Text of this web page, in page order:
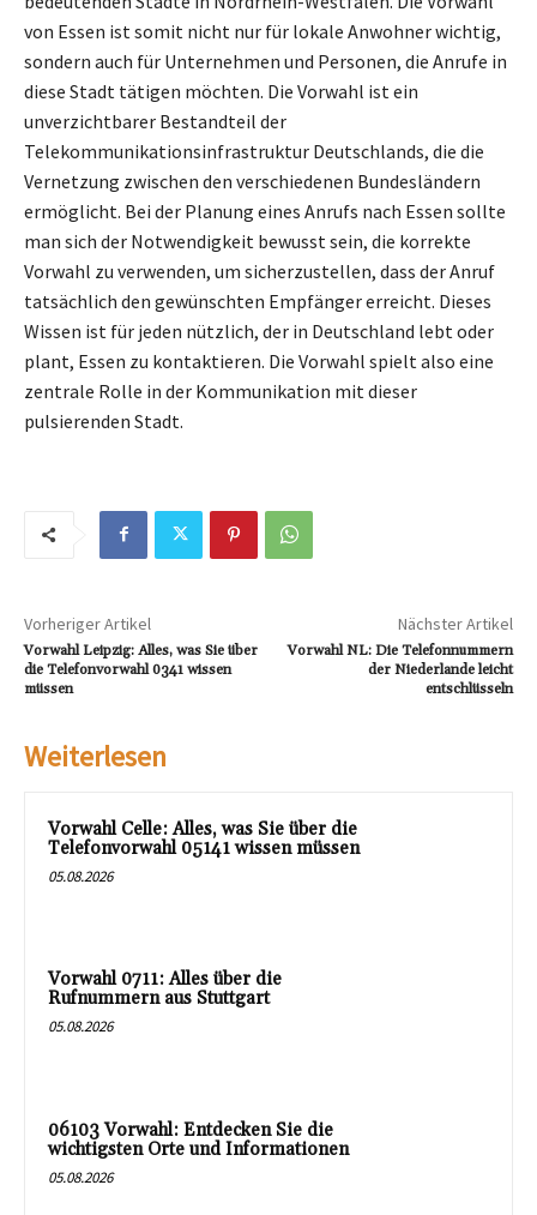
von Essen ist somit nicht nur für lokale Anwohner wichtig,
sondern auch für Unternehmen und Personen, die Anrufe in
diese Stadt tätigen möchten. Die Vorwahl ist ein
unverzichtbarer Bestandteil der
Telekommunikationsinfrastruktur Deutschlands, die die
Vernetzung zwischen den verschiedenen Bundesländern
ermöglicht. Bei der Planung eines Anrufs nach Essen sollte
man sich der Notwendigkeit bewusst sein, die korrekte
Vorwahl zu verwenden, um sicherzustellen, dass der Anruf
tatsächlich den gewünschten Empfänger erreicht. Dieses
Wissen ist für jeden nützlich, der in Deutschland lebt oder
plant, Essen zu kontaktieren. Die Vorwahl spielt also eine
zentrale Rolle in der Kommunikation mit dieser
pulsierenden Stadt.
Vorheriger Artikel
Vorwahl Leipzig: Alles, was Sie über
die Telefonvorwahl 0341 wissen
müssen
Nächster Artikel
Vorwahl NL: Die Telefonnummern
der Niederlande leicht
entschlüsseln
Weiterlesen
Vorwahl Celle: Alles, was Sie über die
Telefonvorwahl 05141 wissen müssen
05.08.2026
Vorwahl 0711: Alles über die
Rufnummern aus Stuttgart
05.08.2026
06103 Vorwahl: Entdecken Sie die
wichtigsten Orte und Informationen
05.08.2026